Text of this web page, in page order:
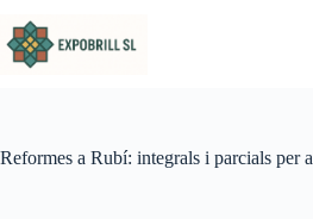
Reformes a Rubí: integrals i parcials per